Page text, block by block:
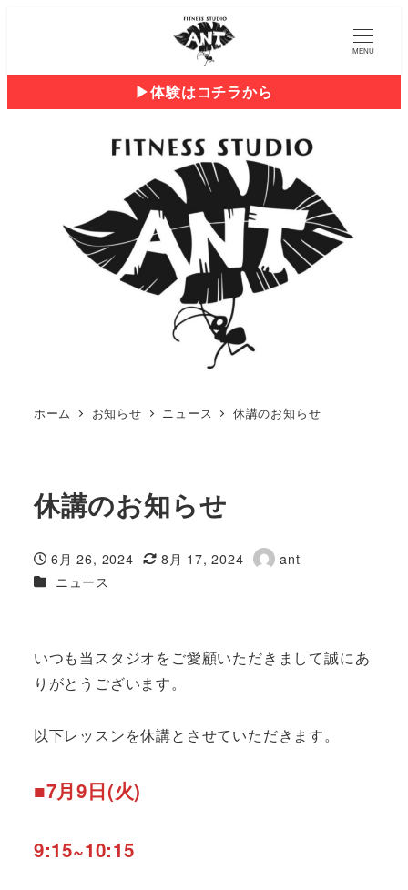
MENU
▶︎体験はコチラから
ホーム お知らせ ニュース 休講のお知らせ
休講のお知らせ
投稿日
6月 26, 2024
更新日
8月 17, 2024
著
ant
カテゴリー
ニュース
いつも当スタジオをご愛顧いただきまして誠にあ
りがとうございます。
以下レッスンを休講とさせていただきます。
■7月9日(火)
9:15~10:15